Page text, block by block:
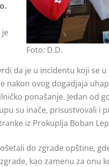
Foto: D.D.
da je u incidentu koji se
nakon ovog dogadjaja
ponašanje. Jedan od
su inače, prisustvovali i
iz Prokuplja Boban
do zgrade opštine,
kao zamenu za onu